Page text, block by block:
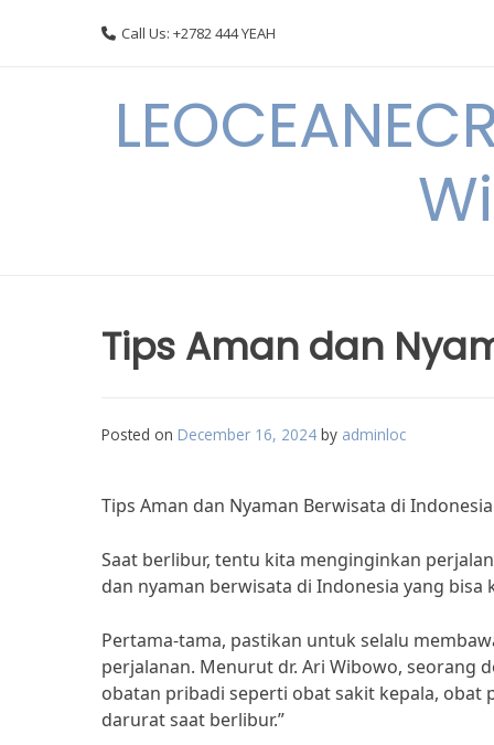
Call Us: +2782 444 YEAH
Tips Aman dan
Posted on December 16, 2024 by adminloc
Tips Aman dan Nyaman Berwisata di Indonesia
Saat berlibur, tentu kita menginginkan
dan nyaman berwisata di Indonesia yang
Pertama-tama, pastikan untuk selalu
perjalanan. Menurut dr. Ari Wibowo, seorang
obatan pribadi seperti obat sakit kepala,
darurat saat berlibur.”